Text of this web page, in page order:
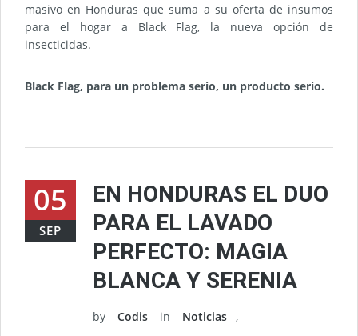
masivo en Honduras que suma a su oferta de insumos
para el hogar a Black Flag, la nueva opción de
insecticidas.
Black Flag, para un problema serio, un producto serio.
05
SEP
EN HONDURAS EL DUO
PARA EL LAVADO
PERFECTO: MAGIA
BLANCA Y SERENIA
by Codis in Noticias
,